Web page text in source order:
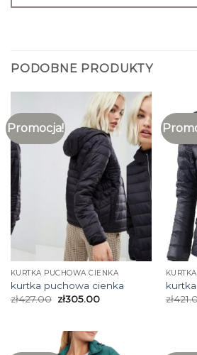
PODOBNE PRODUKTY
Promocja!
KURTKA PUCHOWA CIENKA
kurtka puchowa cienka
zł427.00 zł305.00
zł